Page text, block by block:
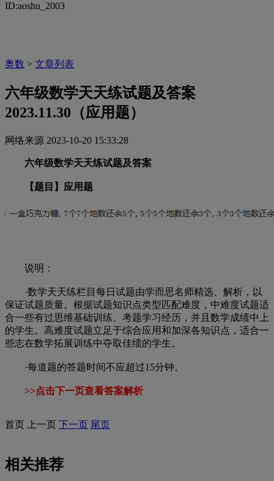
ID:aoshu_2003
奥数 > 文章列表
六年级数学天天练试题及答案
2023.11.30（应用题）
网络来源 2023-10-20 15:33:28
六年级数学天天练试题及答案
【题目】应用题
说明：
·数学天天练栏目每日试题由学而思名师精选、解析，以
保证试题质量。根据试题知识点类型匹配难度，中难度试题适
合一些有过思维基础训练、考题学习经历，并且数学成绩中上
的学生。高难度试题立足于综合应用和加深各知识点，适合一
些志在数学拓展训练中夺取佳绩的学生。
·每道题的答题时间不应超过15分钟。
>>点击下一页查看答案解析
首页 上一页 下一页 尾页
相关推荐